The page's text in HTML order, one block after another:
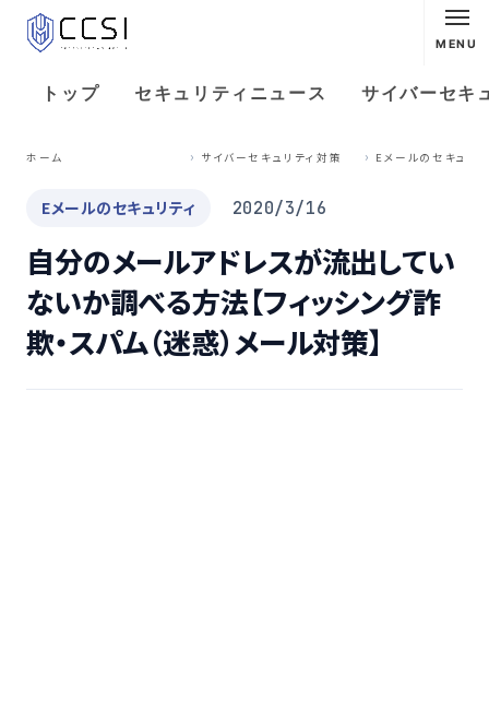
MENU
トップ セキュリティニュース サイバーセキ
ホーム サイバーセキュリティ対策 Eメールのセキュリ
Eメールのセキュリティ 2020/3/16
自分のメールアドレスが流出してい
ないか調べる方法【フィッシング詐
欺・スパム（迷惑）メール対策】